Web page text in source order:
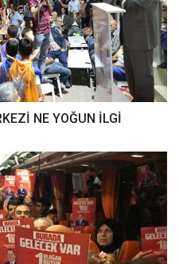
NE YOĞUN İLGİ